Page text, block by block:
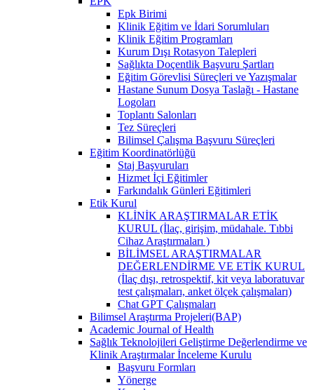
Epk Birimi
Klinik Eğitim ve İdari Sorumluları
Klinik Eğitim Programları
Kurum Dışı Rotasyon Talepleri
Sağlıkta Doçentlik Başvuru Şartları
Eğitim Görevlisi Süreçleri ve Yazışmalar
Hastane Sunum Dosya Taslağı - Hastane
Logoları
Toplantı Salonları
Tez Süreçleri
Bilimsel Çalışma Başvuru Süreçleri
Eğitim Koordinatörlüğü
Staj Başvuruları
Hizmet İçi Eğitimler
Farkındalık Günleri Eğitimleri
Etik Kurul
KLİNİK ARAŞTIRMALAR ETİK
KURUL (İlaç, girişim, müdahale. Tıbbi
Cihaz Araştırmaları )
BİLİMSEL ARAŞTIRMALAR
DEĞERLENDİRME VE ETİK KURUL
(İlaç dışı, retrospektif, kit veya laboratuvar
test çalışmaları, anket ölçek çalışmaları)
Chat GPT Çalışmaları
Bilimsel Araştırma Projeleri(BAP)
Academic Journal of Health
Sağlık Teknolojileri Geliştirme Değerlendirme ve
Klinik Araştırmalar İnceleme Kurulu
Başvuru Formları
Yönerge